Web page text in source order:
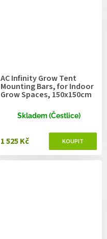
AC Infinity Grow Tent
Mounting Bars, for Indoor
Grow Spaces, 150x150cm
Skladem (Čestlice)
1 525 Kč